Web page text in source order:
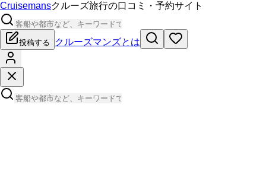
Cruisemansクルーズ旅行の口コミ・予約サイト
投稿する クルーズマンズとは